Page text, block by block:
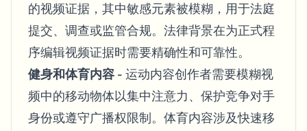
的视频证据，其中敏感元素被模糊，用于法庭
提交、调查或监管合规。法律背景在为正式程
序编辑视频证据时需要精确性和可靠性。
健身和体育内容 - 运动内容创作者需要模糊视
频中的移动物体以集中注意力、保护竞争对手
身份或遵守广播权限制。体育内容涉及快速移